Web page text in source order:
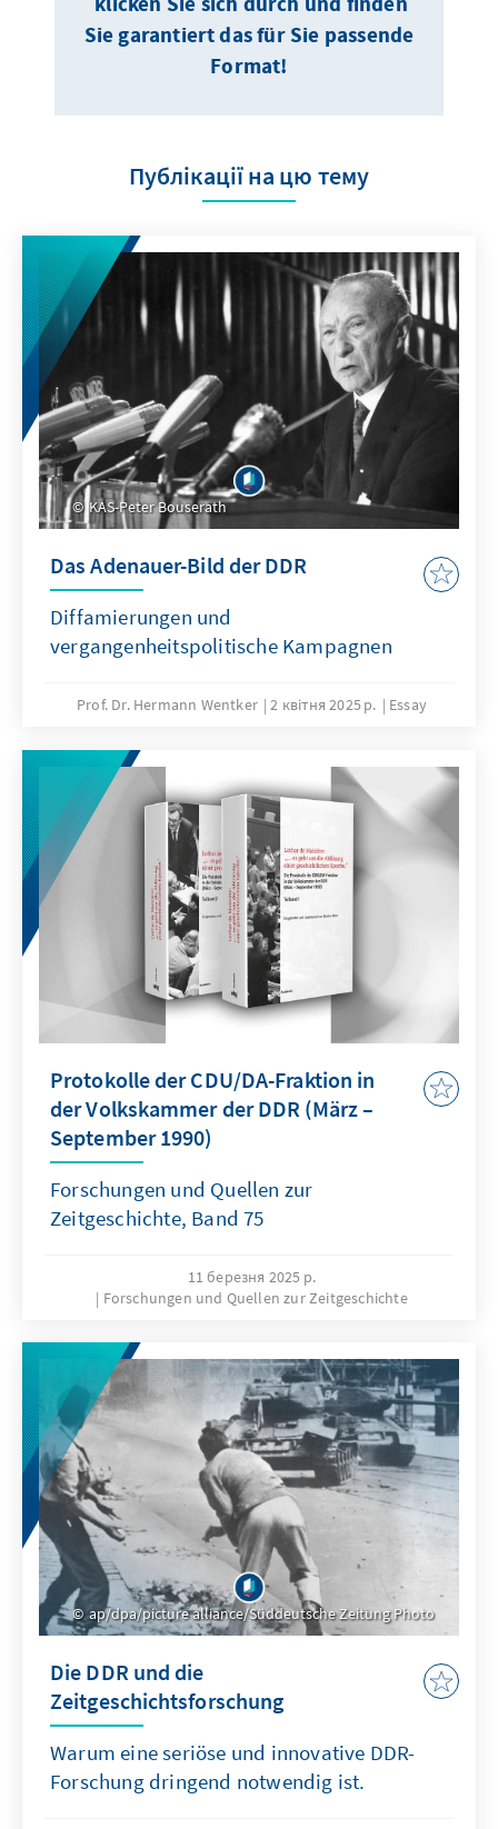
Sie garantiert das für Sie passende
Format!
Публікації на цю тему
KAS-Peter Bouserath
Das Adenauer-Bild der DDR
Diffamierungen und
vergangenheitspolitische Kampagnen
Prof. Dr. Hermann Wentker 2 квітня 2025 р. Essay
Protokolle der CDU/DA-Fraktion in
der Volkskammer der DDR (März –
September 1990)
Forschungen und Quellen zur
Zeitgeschichte, Band 75
11 березня 2025 р.
Forschungen und Quellen zur Zeitgeschichte
ap/dpa/picture alliance/Süddeutsche Zeitung Photo
Die DDR und die
Zeitgeschichtsforschung
Warum eine seriöse und innovative DDR-
Forschung dringend notwendig ist.